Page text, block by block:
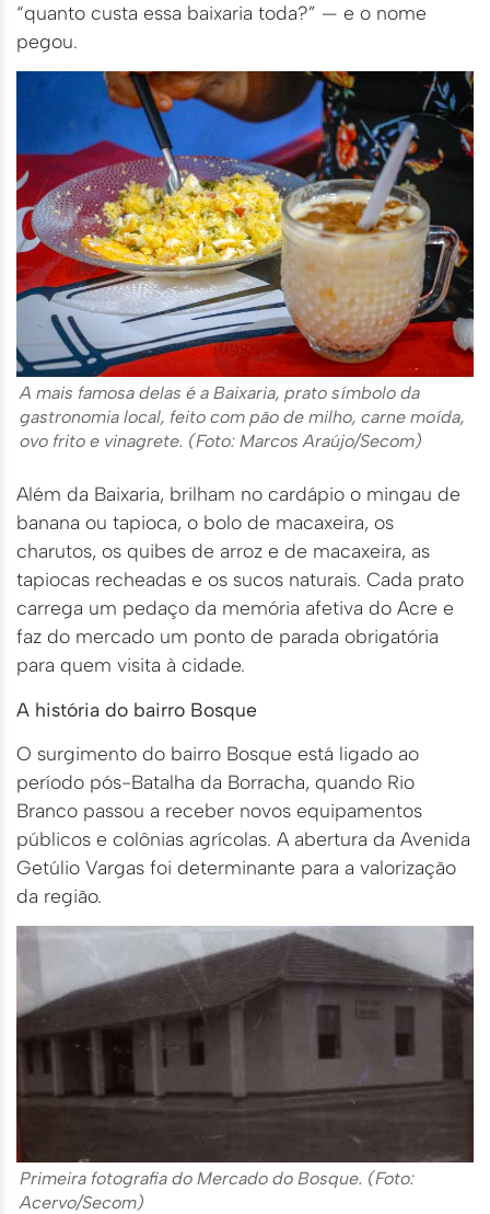
“quanto custa essa baixaria toda?” — e o nome
pegou.
A mais famosa delas é a Baixaria, prato símbolo da
gastronomia local, feito com pão de milho, carne moída,
ovo frito e vinagrete. (Foto: Marcos Araújo/Secom)
Além da Baixaria, brilham no cardápio o mingau de
banana ou tapioca, o bolo de macaxeira, os
charutos, os quibes de arroz e de macaxeira, as
tapiocas recheadas e os sucos naturais. Cada prato
carrega um pedaço da memória afetiva do Acre e
faz do mercado um ponto de parada obrigatória
para quem visita à cidade.
A história do bairro Bosque
O surgimento do bairro Bosque está ligado ao
período pós-Batalha da Borracha, quando Rio
Branco passou a receber novos equipamentos
públicos e colônias agrícolas. A abertura da Avenida
Getúlio Vargas foi determinante para a valorização
da região.
Primeira fotografia do Mercado do Bosque. (Foto:
Acervo/Secom)